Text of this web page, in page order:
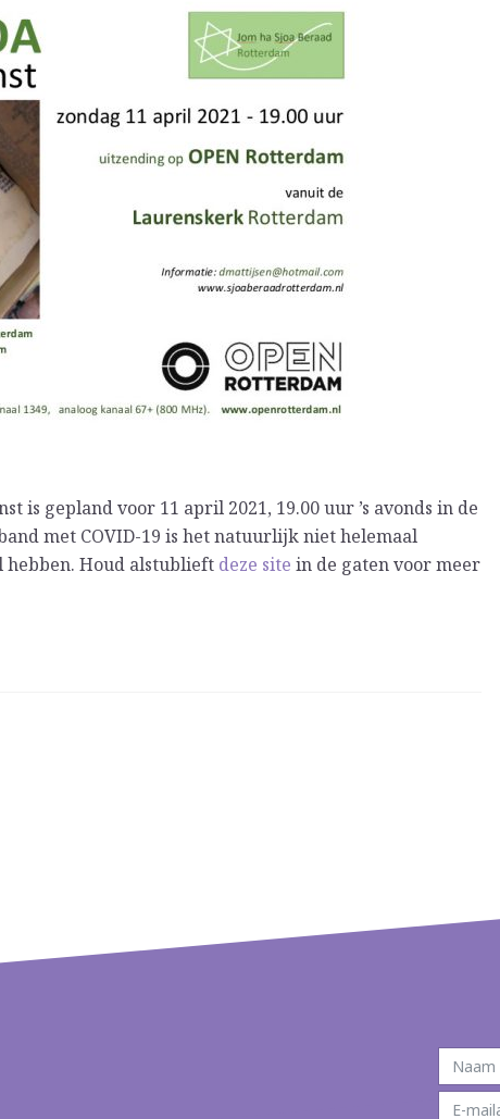
is gepland voor 11 april 2021, 19.00 uur ’s avonds in de
met COVID-19 is het natuurlijk niet helemaal
Houd alstublieft deze site in de gaten voor meer